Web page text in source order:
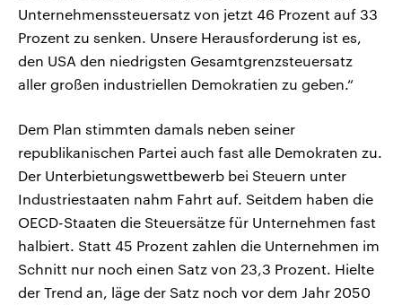
Unternehmenssteuersatz von jetzt 46 Prozent auf 33
Prozent zu senken. Unsere Herausforderung ist es,
den USA den niedrigsten Gesamtgrenzsteuersatz
aller großen industriellen Demokratien zu geben.“
Dem Plan stimmten damals neben seiner
republikanischen Partei auch fast alle Demokraten zu.
Der Unterbietungswettbewerb bei Steuern unter
Industriestaaten nahm Fahrt auf. Seitdem haben die
OECD-Staaten die Steuersätze für Unternehmen fast
halbiert. Statt 45 Prozent zahlen die Unternehmen im
Schnitt nur noch einen Satz von 23,3 Prozent. Hielte
der Trend an, läge der Satz noch vor dem Jahr 2050